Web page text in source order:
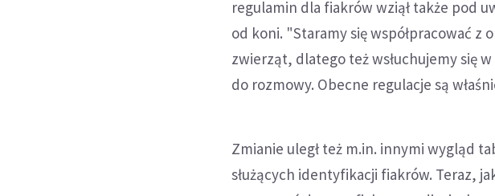
regulamin dla fiakrów wziął także pod
od koni. "Staramy się współpracować z
zwierząt, dlatego też wsłuchujemy się
do rozmowy. Obecne regulacje są
Zmianie uległ też m.in. innymi wygląd
służących identyfikacji fiakrów. Teraz,